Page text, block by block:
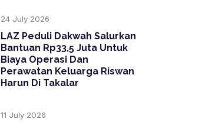
24 July 2026
LAZ Peduli Dakwah Salurkan
Bantuan Rp33,5 Juta Untuk
Biaya Operasi Dan
Perawatan Keluarga Riswan
Harun Di Takalar
11 July 2026